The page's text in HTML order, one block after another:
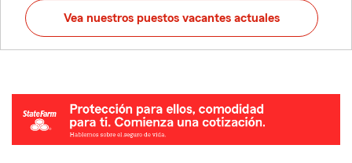
Vea nuestros puestos vacantes actuales